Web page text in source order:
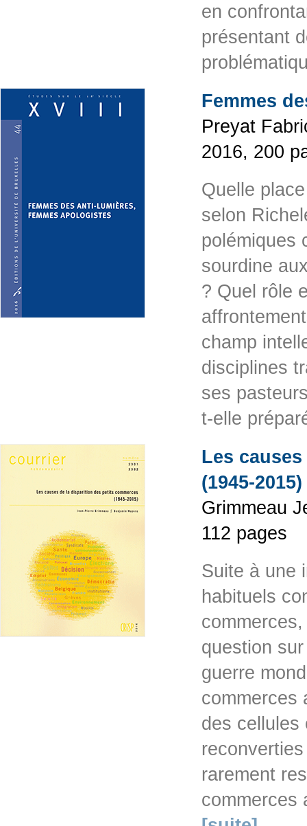
en
présentant
Femmes
Preyat
2016, 200
Quelle
selon
polémiques
sourdine
? Quel rôle
champ
disciplines
ses
t-elle
Les
(1945-2015)
Grimmeau
112 pages
Suite à une
habituels
question
guerre
commerces
des cellules
rarement
commerces